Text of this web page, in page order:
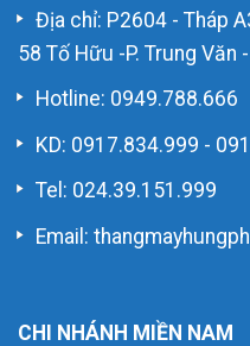
Địa chỉ: P2604 - Tháp
58 Tố Hữu -P. Trung Văn
Hotline: 0949.788.666
KD: 0917.834.999 -
Tel: 024.39.151.999
Email:
CHI NHÁNH MIỀN NAM